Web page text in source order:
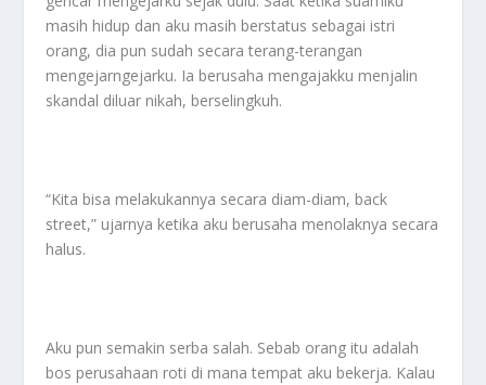
masih hidup dan aku masih berstatus sebagai istri
orang, dia pun sudah secara terang-terangan
mengejarngejarku. Ia berusaha mengajakku menjalin
skandal diluar nikah, berselingkuh.
“Kita bisa melakukannya secara diam-diam, back
street,” ujarnya ketika aku berusaha menolaknya secara
halus.
Aku pun semakin serba salah. Sebab orang itu adalah
bos perusahaan roti di mana tempat aku bekerja. Kalau